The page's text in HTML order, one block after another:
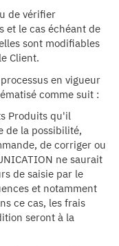
de vérifier
et le cas échéant de
sont modifiables
Client.
en vigueur
comme suit :
Produits qu'il
de la possibilité,
de corriger ou
ne saurait
de saisie par le
et notamment
ce cas, les frais
seront à la